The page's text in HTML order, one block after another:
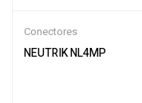
Conectores
NEUTRIK NL4MP